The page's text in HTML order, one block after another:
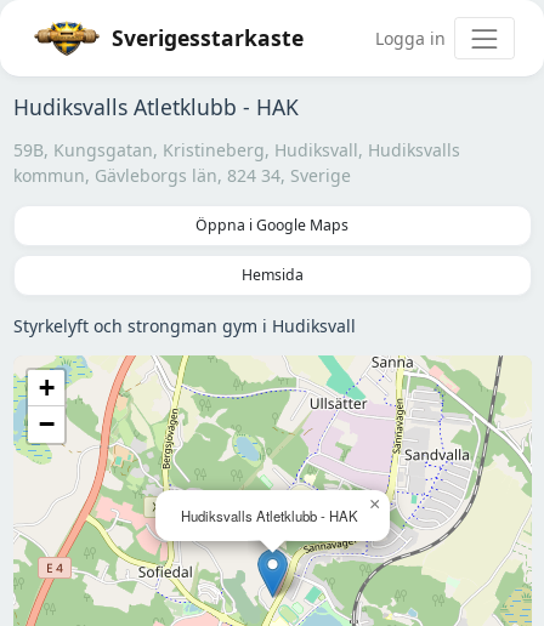
Sverigesstarkaste Logga in
Hudiksvalls Atletklubb - HAK
59B, Kungsgatan, Kristineberg, Hudiksvall, Hudiksvalls
kommun, Gävleborgs län, 824 34, Sverige
Öppna i Google Maps
Hemsida
Styrkelyft och strongman gym i Hudiksvall
Hudiksvalls Atletklubb - HAK
×
+
−